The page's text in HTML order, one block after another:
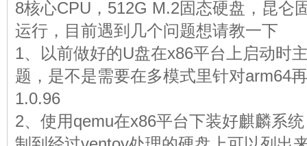
8核心CPU，512G M.2固态硬盘，昆仑
运行，目前遇到几个问题想请教一下
1、以前做好的U盘在x86平台上启动时
题，是不是需要在多模式里针对arm64
1.0.96
2、使用qemu在x86平台下装好麒麟系